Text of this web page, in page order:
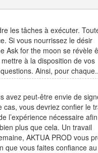
les tâches à exécuter.
Si vous nourrissez le désir
Ask for the moon se révèle
à la disposition de vos
Ainsi, pour
avez peut-être envie de
cas, vous devriez confier le
l’expérience nécessaire
plus que cela. Un travail
AKTUA PROD vous
que vous faites confiance